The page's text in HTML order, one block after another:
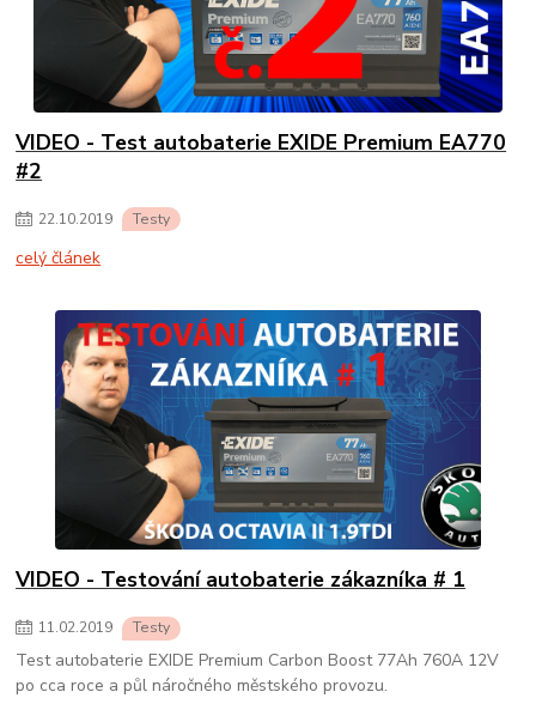
VIDEO - Test autobaterie EXIDE Premium EA770
#2
22.10.2019 Testy
celý článek
VIDEO - Testování autobaterie zákazníka # 1
11.02.2019 Testy
Test autobaterie EXIDE Premium Carbon Boost 77Ah 760A 12V
po cca roce a půl náročného městského provozu.